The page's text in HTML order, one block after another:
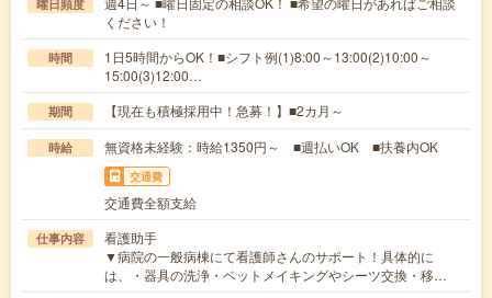
曜日頻度
ください！
時間
1日5時間からOK！■シフト例(1)8:00～13:00(2)10:00～
15:00(3)12:00…
期間 【現在も積極採用中！急募！】■2カ月～
時給 無資格未経験：時給1350円～ ■週払いOK ■扶養内OK
交通費
交通費全額支給
仕事内容
看護助手
▼病院の一般病棟にて看護師さんのサポート！具体的に
は、・器具の洗浄・ベットメイキングやシーツ交換・移…